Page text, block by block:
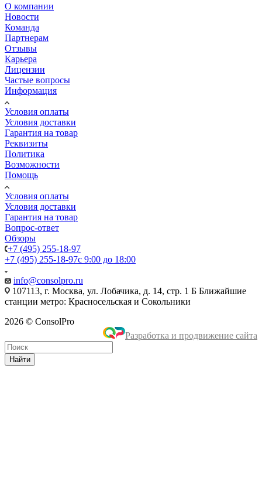
О компании
Новости
Команда
Партнерам
Отзывы
Карьера
Лицензии
Частые вопросы
Информация
Условия оплаты
Условия доставки
Гарантия на товар
Реквизиты
Политика
Возможности
Помощь
Условия оплаты
Условия доставки
Гарантия на товар
Вопрос-ответ
Обзоры
+7 (495) 255-18-97
+7 (495) 255-18-97с 9:00 до 18:00
info@consolpro.ru
107113, г. Москва, ул. Лобачика, д. 14, стр. 1 Б Ближайшие
станции метро: Красносельская и Сокольники
2026 © ConsolPro
Разработка и продвижение сайта
Найти